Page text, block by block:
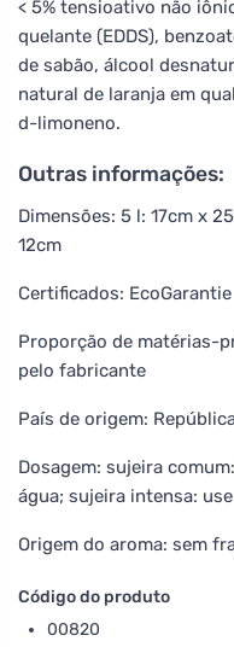
< 5% tensioativo não
quelante (EDDS),
de sabão, álcool
natural de laranja em
d-limoneno.
Outras informações:
Dimensões: 5 l: 17cm x
12cm
Certificados: EcoGarantie
Proporção de matérias-
pelo fabricante
País de origem:
Dosagem: sujeira
água; sujeira intensa:
Origem do aroma: sem
Código do produto
00820